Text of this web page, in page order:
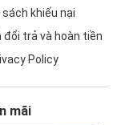
sách khiếu nại
đổi trả và hoàn tiền
Policy
mãi